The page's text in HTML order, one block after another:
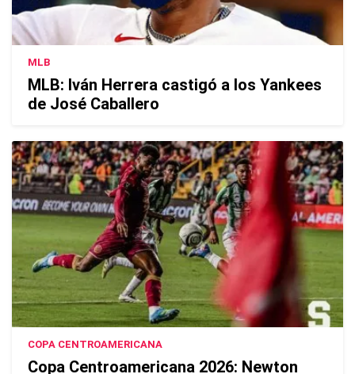
MLB
MLB: Iván Herrera castigó a los Yankees
de José Caballero
COPA CENTROAMERICANA
Copa Centroamericana 2026: Newton